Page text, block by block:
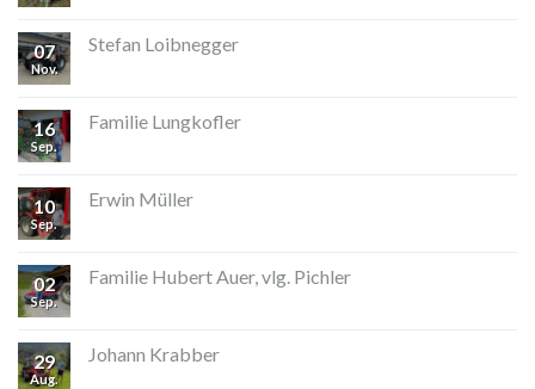
07
Nov.
Stefan Loibnegger
16
Sep.
Familie Lungkofler
10
Sep.
Erwin Müller
02
Sep.
Familie Hubert Auer, vlg. Pichler
29
Aug.
Johann Krabber